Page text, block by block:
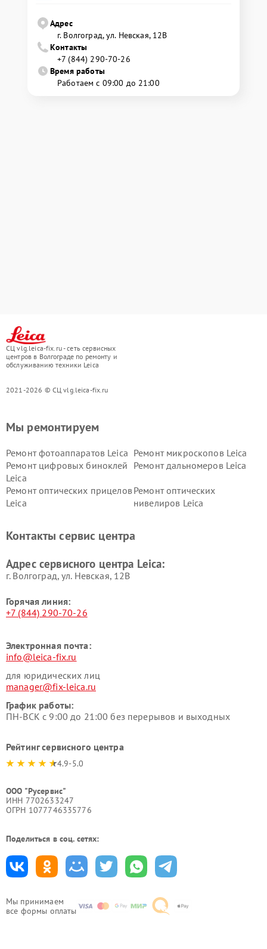
Адрес
г. Волгоград, ул. Невская, 12В
Контакты
+7 (844) 290-70-26
Время работы
Работаем с 09:00 до 21:00
СЦ vlg.leica-fix.ru - сеть сервисных
центров в Волгограде по ремонту и
обслуживанию техники Leica
2021-2026 © СЦ vlg.leica-fix.ru
Мы принимаем
все формы оплаты
Мы ремонтируем
Ремонт фотоаппаратов Leica Ремонт микроскопов Leica
Ремонт цифровых биноклей
Leica
Ремонт дальномеров Leica
Ремонт оптических прицелов
Leica
Ремонт оптических
нивелиров Leica
Контакты сервис центра
Адрес сервисного центра Leica:
г. Волгоград, ул. Невская, 12В
Горячая линия:
+7 (844) 290-70-26
Электронная почта:
info@leica-fix.ru
для юридических лиц
manager@fix-leica.ru
График работы:
ПН-ВСК с 9:00 до 21:00 без перерывов и выходных
Рейтинг сервисного центра
4.9-5.0
ООО "Русервис"
ИНН 7702633247
ОГРН 1077746335776
Поделиться в соц. сетях: